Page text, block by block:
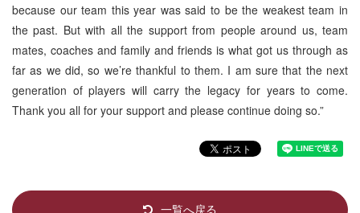
because our team this year was said to be the weakest team in
the past. But with all the support from people around us, team
mates, coaches and family and friends is what got us through as
far as we did, so we’re thankful to them. I am sure that the next
generation of players will carry the legacy for years to come.
Thank you all for your support and please continue doing so.”
一覧へ戻る